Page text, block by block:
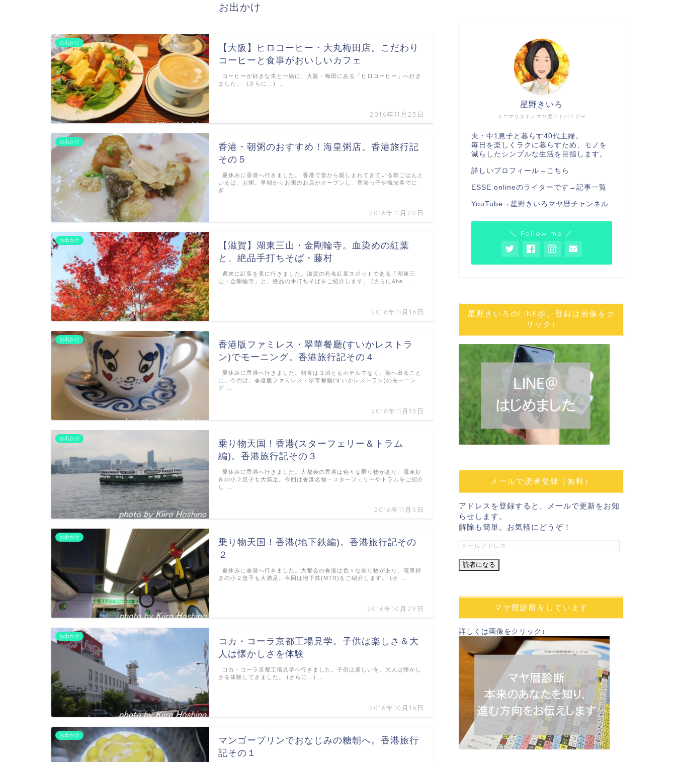
お出かけ
お出かけ
【大阪】ヒロコーヒー・大丸梅田店。こだわり
コーヒーと食事がおいしいカフェ
2016年11月23日
コーヒーが好きな夫と一緒に、大阪・梅田にある「ヒロコーヒー」へ行き
ました。 (さらに…) …
お出かけ
香港・朝粥のおすすめ！海皇粥店。香港旅行記
その５
2016年11月20日
夏休みに香港へ行きました。 香港で昔から親しまれてきている朝ごはんと
いえば、お粥。早朝からお粥のお店がオープンし、香港っ子や観光客でに
ぎ …
お出かけ
【滋賀】湖東三山・金剛輪寺。血染めの紅葉
と、絶品手打ちそば・藤村
2016年11月16日
週末に紅葉を見に行きました。滋賀の有名紅葉スポットである「湖東三
山・金剛輪寺」と、絶品の手打ちそばをご紹介します。 (さらに&he …
お出かけ
香港版ファミレス・翠華餐廳(すいかレストラ
ン)でモーニング。香港旅行記その４
2016年11月13日
夏休みに香港へ行きました。朝食は３泊ともホテルでなく、街へ出ること
に。今回は、香港版ファミレス・翠華餐廳(すいかレストラン)のモーニン
グ …
お出かけ
乗り物天国！香港(スターフェリー＆トラム
編)。香港旅行記その３
2016年11月5日
夏休みに香港へ行きました。大都会の香港は色々な乗り物があり、電車好
きの小２息子も大満足。今回は香港名物・スターフェリーやトラムをご紹介
し …
お出かけ
乗り物天国！香港(地下鉄編)。香港旅行記その
２
2016年10月29日
夏休みに香港へ行きました。大都会の香港は色々な乗り物があり、電車好
きの小２息子も大満足。今回は地下鉄(MTR)をご紹介します。 (さ …
お出かけ
コカ・コーラ京都工場見学。子供は楽しさ＆大
人は懐かしさを体験
2016年10月16日
コカ・コーラ京都工場見学へ行きました。子供は楽しいを、大人は懐かし
さを体験してきました。 (さらに…) …
お出かけ
マンゴープリンでおなじみの糖朝へ。香港旅行
記その１
ミニマリスト／マヤ暦アドバイザー
星野きいろ
夫・中1息子と暮らす40代主婦。
毎日を楽しくラクに暮らすため、モノを
減らしたシンプルな生活を目指します。
詳しいプロフィール→ こちら
ESSE onlineのライターです→ 記事一覧
YouTube→ 星野きいろマヤ暦チャンネル
＼ Follow me ／
星野きいろのLINE@、登録は画像をク
リック↓
メールで読者登録（無料）
アドレスを登録すると、メールで更新をお知
らせします。
解除も簡単。お気軽にどうぞ！
メ
ル
レ
マヤ暦診断をしています
詳しくは画像をクリック↓